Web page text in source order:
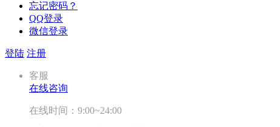
忘记密码？
QQ登录
微信登录
登陆 注册
客服
在线咨询
在线时间：9:00~24:00